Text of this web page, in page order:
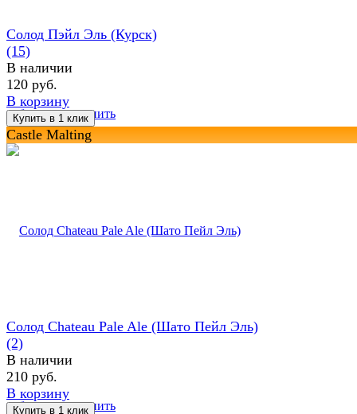
избранное сравнить
Солод Пэйл Эль (Курск)
(15)
В наличии
120 руб.
В корзину
Castle Malting
избранное сравнить
Солод Chateau Pale Ale (Шато Пейл Эль)
(2)
В наличии
210 руб.
В корзину